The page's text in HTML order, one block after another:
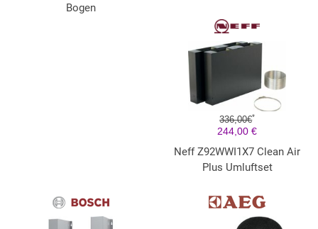
Bogen
336,00€*
244,00 €
Neff Z92WWI1X7 Clean Air
Plus Umluftset